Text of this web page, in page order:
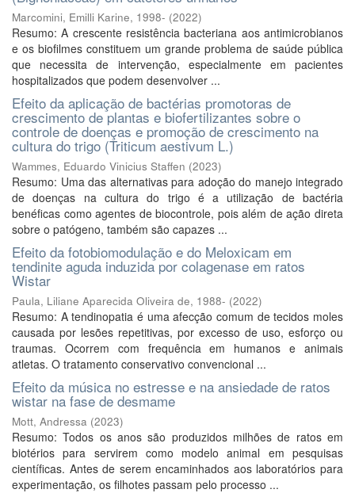
Marcomini, Emilli Karine, 1998- (2022)
Resumo: A crescente resistência bacteriana aos antimicrobianos
e os biofilmes constituem um grande problema de saúde pública
que necessita de intervenção, especialmente em pacientes
hospitalizados que podem desenvolver ...
Efeito da aplicação de bactérias promotoras de
crescimento de plantas e biofertilizantes sobre o
controle de doenças e promoção de crescimento na
cultura do trigo (Triticum aestivum L.)
Wammes, Eduardo Vinicius Staffen (2023)
Resumo: Uma das alternativas para adoção do manejo integrado
de doenças na cultura do trigo é a utilização de bactéria
benéficas como agentes de biocontrole, pois além de ação direta
sobre o patógeno, também são capazes ...
Efeito da fotobiomodulação e do Meloxicam em
tendinite aguda induzida por colagenase em ratos
Wistar
Paula, Liliane Aparecida Oliveira de, 1988- (2022)
Resumo: A tendinopatia é uma afecção comum de tecidos moles
causada por lesões repetitivas, por excesso de uso, esforço ou
traumas. Ocorrem com frequência em humanos e animais
atletas. O tratamento conservativo convencional ...
Efeito da música no estresse e na ansiedade de ratos
wistar na fase de desmame
Mott, Andressa (2023)
Resumo: Todos os anos são produzidos milhões de ratos em
biotérios para servirem como modelo animal em pesquisas
científicas. Antes de serem encaminhados aos laboratórios para
experimentação, os filhotes passam pelo processo ...